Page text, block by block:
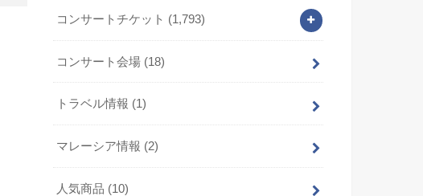
コンサートチケット (1,793)
コンサート会場 (18)
トラベル情報 (1)
マレーシア情報 (2)
人気商品 (10)